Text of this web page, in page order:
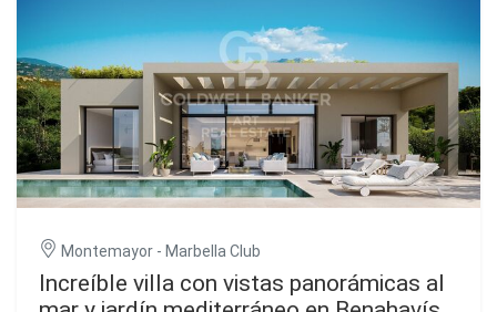
puede disfrutar de vistas espectaculares al campo de
golf, las montañas e incluso al mar desde ciertas zonas.
Más que una vivienda, esta villa representa un estilo de
vida exclusivo, rodeado de naturaleza, lujo y privacidad en
una de las zonas más codiciadas de Benahavís. No pierda
la oportunidad de adquirir este excepcional refugio en la
Costa del Sol. #ref:CBSH609
belleza. Ya sea contemplando el jardín en silencio, viendo el
atardecer tras las montañas o recibiendo invitados en
espacios elegantes, esta casa redefine el concepto de
lujo. A solo unos minutos de Marbella y la costa, pero en un
entorno de paz y privacidad: esta villa es tu refugio
personal en la Costa del Sol. #ref:CBSH709
Montemayor - Marbella Club
Increíble villa con vistas panorámicas al